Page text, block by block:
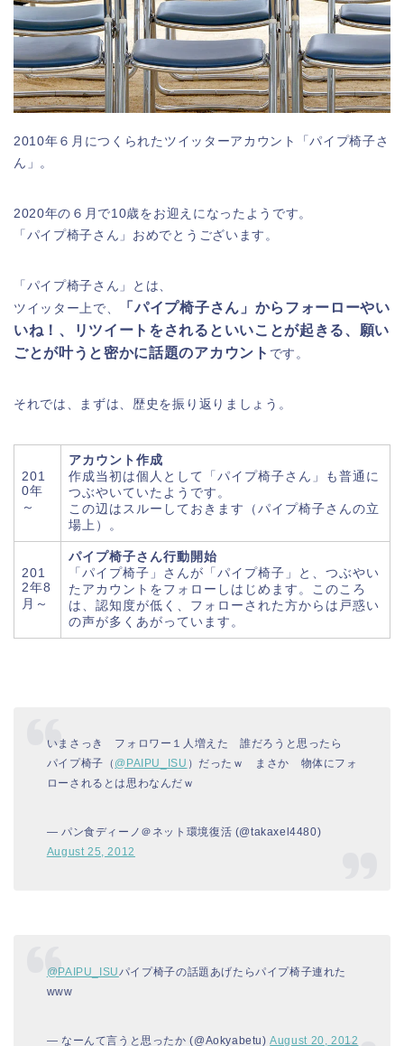
2010年６月につくられたツイッターアカウント「パイプ椅子さ
ん」。
2020年の６月で10歳をお迎えになったようです。
「パイプ椅子さん」おめでとうございます。
「パイプ椅子さん」とは、
ツイッター上で、
「パイプ椅子さん」からフォーローやい
いね！、リツイートをされるといいことが起きる、願い
ごとが叶うと密かに話題のアカウント です。
それでは、まずは、歴史を振り返りましょう。
201
0年
～
アカウント作成
作成当初は個人として「パイプ椅子さん」も普通に
つぶやいていたようです。
この辺はスルーしておきます（パイプ椅子さんの立
場上）。
201
2年8
月～
パイプ椅子さん行動開始
「パイプ椅子」さんが「パイプ椅子」と、つぶやい
たアカウントをフォローしはじめます。このころ
は、認知度が低く、フォローされた方からは戸惑い
の声が多くあがっています。
いまさっき フォロワー１人増えた 誰だろうと思ったら
パイプ椅子（ @PAIPU_ISU ）だったｗ まさか 物体にフォ
ローされるとは思わなんだｗ
— パン食ディーノ＠ネット環境復活 (@takaxel4480)
August 25, 2012
@PAIPU_ISU パイプ椅子の話題あげたらパイプ椅子連れた
www
— なーんて言うと思ったか (@Aokyabetu)August 20, 2012